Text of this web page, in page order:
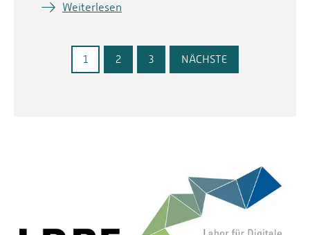
Weiterlesen
1 2 3 NÄCHSTE